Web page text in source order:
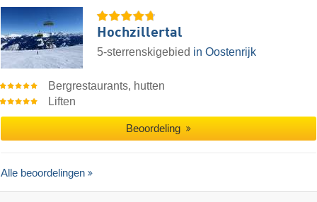
Hochzillertal
5-sterrenskigebied in Oostenrijk
Bergrestaurants, hutten
Liften
Beoordeling
Alle beoordelingen